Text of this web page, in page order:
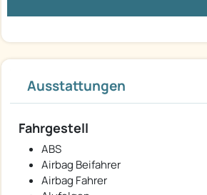
Ausstattungen
Fahrgestell
ABS
Airbag Beifahrer
Airbag Fahrer